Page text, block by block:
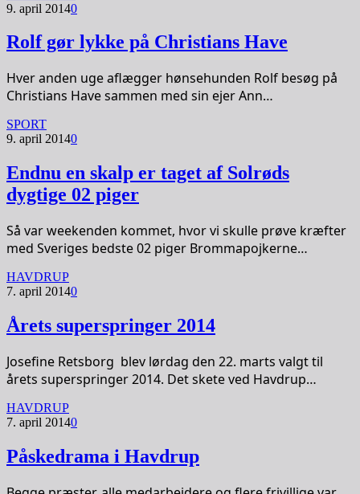
9. april 20140
Rolf gør lykke på Christians Have
Hver anden uge aflægger hønsehunden Rolf besøg på
Christians Have sammen med sin ejer Ann…
SPORT
9. april 20140
Endnu en skalp er taget af Solrøds
dygtige 02 piger
Så var weekenden kommet, hvor vi skulle prøve kræfter
med Sveriges bedste 02 piger Brommapojkerne…
HAVDRUP
7. april 20140
Årets superspringer 2014
Josefine Retsborg blev lørdag den 22. marts valgt til
årets superspringer 2014. Det skete ved Havdrup…
HAVDRUP
7. april 20140
Påskedrama i Havdrup